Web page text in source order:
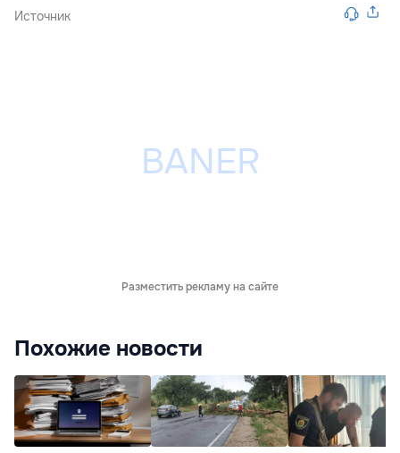
Источник
Разместить рекламу на сайте
Похожие новости